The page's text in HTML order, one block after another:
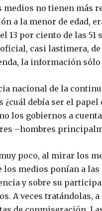
medios no tienen más
a la menor de edad,
13 por ciento de las
casi lastimera,
la información sólo
nacional de la
¿cuál debía ser el
los gobiernos a
–hombres
poco, al mirar los
los medios ponían a
y sobre su
A veces tratándolas,